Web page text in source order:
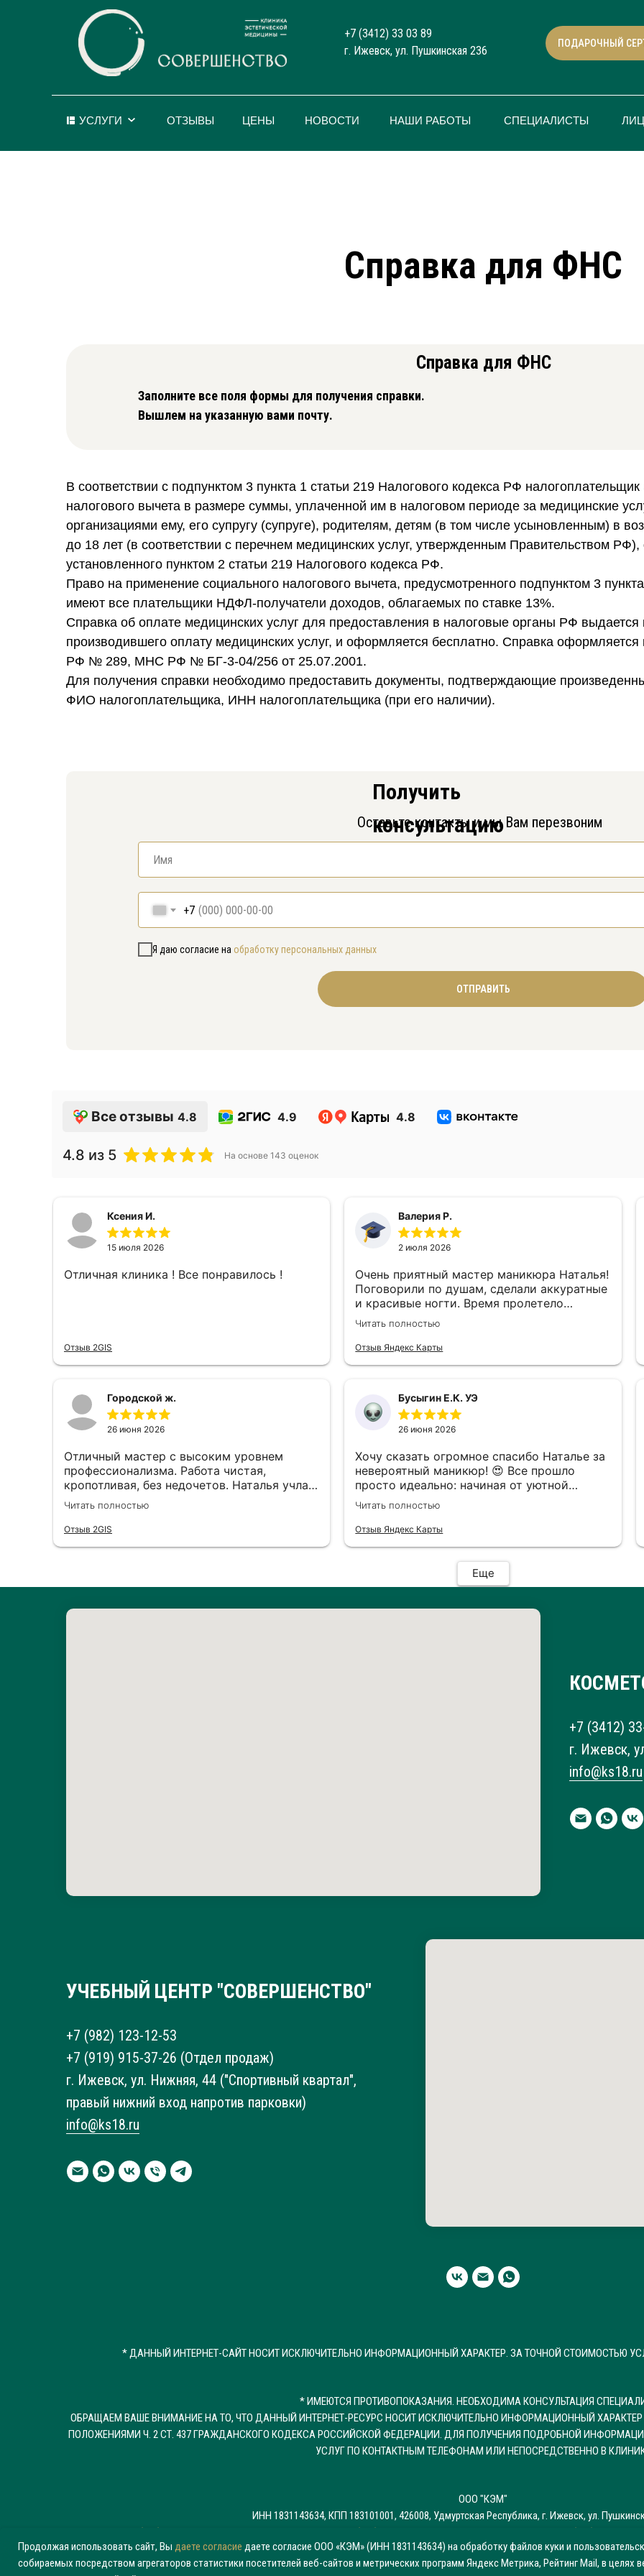
+7 (3412) 33 03 89
г. Ижевск, ул. Пушкинская 236
ПОДАРОЧНЫЙ
УСЛУГИ СПЕЦИАЛИСТЫ
НОВОСТИ
СЕРТИФИКАТ
НАШИ РАБОТЫ
ЦЕНЫ
ОТЗЫВЫ
Справка для ФНС
Заполните все поля формы для получения справки.
Вышлем на указанную вами почту.
Справка для ФНС
В соответствии с подпунктом 3 пункта 1 статьи 219 Налогового кодекса РФ
налогового вычета в размере суммы, уплаченной им в налоговом периоде за медицинские
организациями ему, его супругу (супруге), родителям, детям (в том числе усыновленным) в
до 18 лет (в соответствии с перечнем медицинских услуг, утвержденным Правительством
установленного пунктом 2 статьи 219 Налогового кодекса РФ.
Право на применение социального налогового вычета, предусмотренного подпунктом 3
имеют все плательщики НДФЛ-получатели доходов, облагаемых по ставке 13%.
Справка об оплате медицинских услуг для предоставления в налоговые органы РФ
производившего оплату медицинских услуг, и оформляется бесплатно. Справка
РФ № 289, МНС РФ № БГ-3-04/256 от 25.07.2001.
Для получения справки необходимо предоставить документы, подтверждающие
ФИО налогоплательщика, ИНН налогоплательщика (при его наличии).
+7
Я даю согласие на обработку персональных данных
ОТПРАВИТЬ
Получить
консультацию
Оставьте контакты и мы Вам перезвоним
Все отзывы 4.8 4.9 4.8
4.8 из 5 На основе 143 оценок
Ксения И.
15 июля 2026
Отличная клиника ! Все понравилось !
Отзыв 2GIS
Валерия Р.
2 июля 2026
Очень приятный мастер маникюра Наталья!
Поговорили по душам, сделали аккуратные
и красивые ногти. Время пролетело
незаметно! Спасибо большое ♥️
Читать полностью
Отзыв Яндекс Карты
Городской ж.
26 июня 2026
Отличный мастер с высоким уровнем
профессионализма. Работа чистая,
кропотливая, без недочетов. Наталья учла
все мои пожелания и дала грамотные
рекомендации по форме и цвету. Маникюр
выполнен аккуратно, результат полностью
Читать полностью
Отзыв 2GIS
Бусыгин Е.К. УЭ
26 июня 2026
Хочу сказать огромное спасибо Наталье за
невероятный маникюр! 😍 Все прошло
просто идеально: начиная от уютной
атмосферы и заканчивая безупречным
результатом. Каждый этап выполнен
максимально аккуратно и трепетно,
— маникюр выглядит дорого, стильно и
безупречно! Обязательно вернусь еще и
Читать полностью
Отзыв Яндекс Карты
Еще
+7 (3412)
г. Ижевск,
info@ks18.ru
УЧЕБНЫЙ ЦЕНТР "СОВЕРШЕНСТВО"
+7 (982) 123-12-53
+7 (919) 915-37-26 (Отдел продаж)
г. Ижевск, ул. Нижняя, 44 ("Спортивный квартал",
правый нижний вход напротив парковки)
info@ks18.ru
* ДАННЫЙ ИНТЕРНЕТ-САЙТ НОСИТ ИСКЛЮЧИТЕЛЬНО ИНФОРМАЦИОННЫЙ ХАРАКТЕР. ЗА ТОЧНОЙ СТОИМОСТЬЮ
* ИМЕЮТСЯ ПРОТИВОПОКАЗАНИЯ. НЕОБХОДИМА КОНСУЛЬТАЦИЯ
ОБРАЩАЕМ ВАШЕ ВНИМАНИЕ НА ТО, ЧТО ДАННЫЙ ИНТЕРНЕТ-РЕСУРС НОСИТ ИСКЛЮЧИТЕЛЬНО ИНФОРМАЦИОННЫЙ
ПОЛОЖЕНИЯМИ Ч. 2 СТ. 437 ГРАЖДАНСКОГО КОДЕКСА РОССИЙСКОЙ ФЕДЕРАЦИИ. ДЛЯ ПОЛУЧЕНИЯ ПОДРОБНОЙ
УСЛУГ ПО КОНТАКТНЫМ ТЕЛЕФОНАМ ИЛИ НЕПОСРЕДСТВЕННО В
ООО "КЭМ"
ИНН 1831143634, КПП 183101001, 426008, Удмуртская Республика, г. Ижевск, ул.
Политика обработки персональных данных
Согласие на обработку персональных данных Согласие на обработку
Информация об условиях и запретах на обработку персональных данных, разрешенных
Продолжая использовать сайт, Вы даете согласие даете согласие ООО «КЭМ» (ИНН 1831143634) на обработку файлов куки и
собираемых посредством агрегаторов статистики посетителей веб-сайтов и метрических программ Яндекс Метрика, Рейтинг Mail, в целях